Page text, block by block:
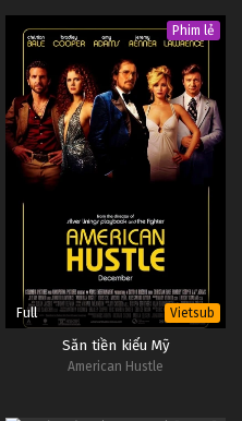
Mến Tập 19
Vietsub
Mến Tập 18
Vietsub
#1
Mến Tập 17
Vietsub
#1
Mến Tập 16
Vietsub
#1
Phim lẻ
Full Vietsub
Săn tiền kiểu Mỹ
American Hustle